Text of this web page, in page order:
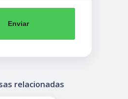
Enviar
relacionadas